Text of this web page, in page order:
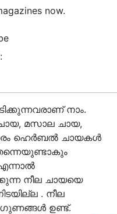
now.
നാം.
മസാല ചായ,
ഹെർബൽ ചായകൾ
നീല ചായയെ
. നീല
ഗുണങ്ങൾ ഉണ്ട്.